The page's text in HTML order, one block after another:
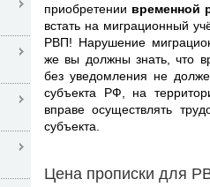
приобретении временной
встать на миграционный
РВП! Нарушение
же вы должны знать, что
без уведомления не
субъекта РФ, на
вправе осуществлять
субъекта.
Цена прописки для